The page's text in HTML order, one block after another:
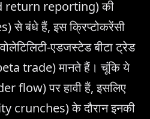
return reporting) की
से बंधे हैं, इस क्रिप्टोकरेंसी
एडजस्टेड बीटा ट्रेड
trade) मानते हैं। चूंकि ये
flow) पर हावी हैं, इसलिए
crunches) के दौरान इनकी